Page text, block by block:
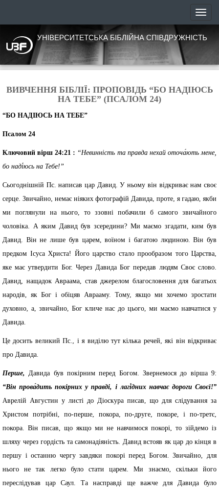
УНІВЕРСИТЕТСЬКА БІБЛІЙНА СПІВДРУЖНІСТЬ
ВИВЧЕННЯ БІБЛІЇ: ПРОПОВІДЬ “БО НАДІЮСЬ
НА ТЕБЕ” (ПСАЛОМ 24)
“БО НАДІЮСЬ НА ТЕБЕ”
Псалом 24
Ключовий вірш 24:21 : “Невинність та правда нехай оточа́ють мене,
бо наді́юсь на Тебе!”
Сьогоднішній Пс. написав цар Давид. У ньому він відкриває нам своє
серце. Звичайно, немає ніяких фотографій Давида, проте, я гадаю, якби
ми поглянули на нього, то ззовні побачили б самого звичайного
чоловіка. А яким Давид був зсередини? Ми маємо згадати, ким був
Давид. Він не лише був царем, воїном і багатою людиною. Він був
предком Ісуса Христа! Його царство стало прообразом того Царства,
яке має утвердити Бог. Через Давида Бог передав людям Своє слово.
Давид, нащадок Авраама, став джерелом благословення для багатьох
народів, як Бог і обіцяв Аврааму. Тому, якщо ми хочемо зростати
духовно, а, звичайно, Бог кличе нас до цього, ми маємо навчатися у
Давида.
Це досить великий Пс., і я виділю тут кілька речей, які він відкриває
про Давида.
Перше, Давида був покірним перед Богом. Звернемося до вірша 9:
“Він прова́дить покірних у правді, і лагі́дних навчає дороги Своєї!”
Аврелій Августин у листі до Діоскура писав, що для слідування за
Христом потрібні, по-перше, покора, по-друге, покоре, і по-третє,
покора. Він писав, що якщо ми не навчимося покорі, то зійдемо із
шляху через гордість та самонадіяність. Давид встояв як цар до кінця в
першу і останню чергу завдяки покорі перед Богом. Звичайно, для
нього не так легко було стати царем. Ми знаємо, скільки його
переслідував цар Саул. Та насправді ще важче для Давида було